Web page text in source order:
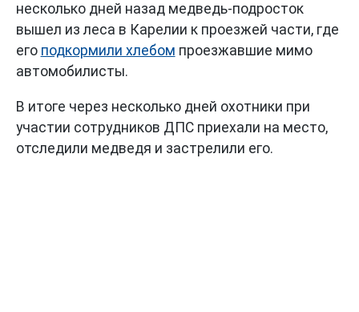
несколько дней назад медведь-подросток
вышел из леса в Карелии к проезжей части, где
его подкормили хлебом проезжавшие мимо
автомобилисты.
В итоге через несколько дней охотники при
участии сотрудников ДПС приехали на место,
отследили медведя и застрелили его.